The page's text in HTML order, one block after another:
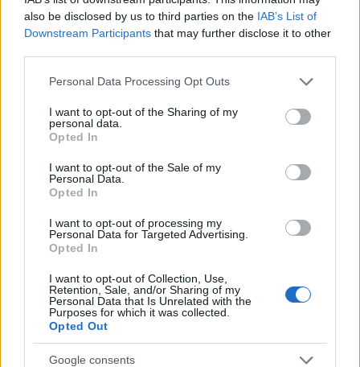
also be disclosed by us to third parties on the IAB’s List of
Downstream Participants that may further disclose it to other
Please note that this website/app uses one or more Google
not limited to your visit or usage behaviour. You may click to
grant or deny consent to Google and its third-party tags to
use your data for below specified purposes in below Google
consent section.
Personal Data Processing Opt Outs
I want to opt-out of the Sharing of my
personal data.
Opted In
I want to opt-out of the Sale of my
Personal Data.
Opted In
I want to opt-out of processing my
Personal Data for Targeted Advertising.
Opted In
I want to opt-out of Collection, Use,
Retention, Sale, and/or Sharing of my
Personal Data that Is Unrelated with the
Purposes for which it was collected.
Opted Out
Google consents
tempo possibile. Per vincere bisogna conoscere
bene i venti, le corrette tecniche di utilizzo delle
vele e le caratteristiche della propria
imbarcazione. Le regate sono principalmente di
due tipi:
Regate costiere:
mare che in acqua dolce, sono più brevi di
quelle di altura e prevedono la navigazione
entro un percorso stabilito in un campo di
regata (usando boe e segnalazioni). Uno dei
percorsi più diffusi è quello del quadrilatero
olimpico, che prevede tratti controvento e non.
Può essere svolto da solo due imbarcazioni
(match race) o a squadre.
Regate di altura:prevedono un campo di
regata molto ampio, definito dalle
caratteristiche tipiche della zona in cui si